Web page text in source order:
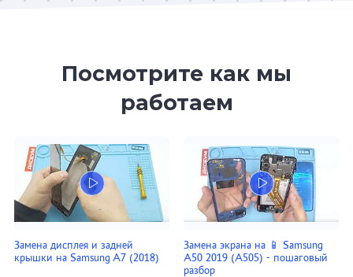
Посмотрите как мы
работаем
Замена дисплея и задней
крышки на Samsung A7 (2018)
Замена экрана на 📱 Samsung
A50 2019 (A505) - пошаговый
разбор